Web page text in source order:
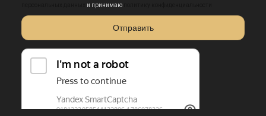
и принимаю